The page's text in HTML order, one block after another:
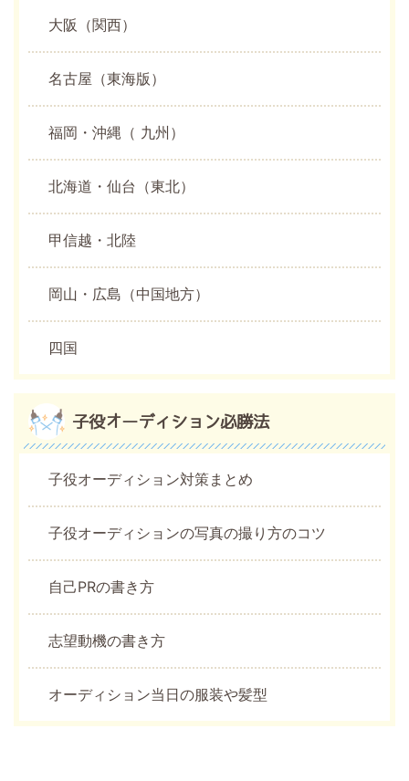
大阪（関西）
名古屋（東海版）
福岡・沖縄（ 九州）
北海道・仙台（東北）
甲信越・北陸
岡山・広島（中国地方）
四国
子役オーディション必勝法
子役オーディション対策まとめ
子役オーディションの写真の撮り方のコツ
自己PRの書き方
志望動機の書き方
オーディション当日の服装や髪型